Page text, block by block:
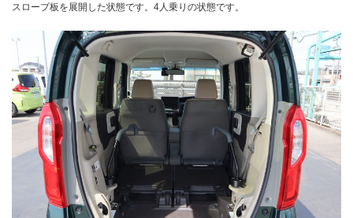
スロープ板を展開した状態です。4人乗りの状態です。